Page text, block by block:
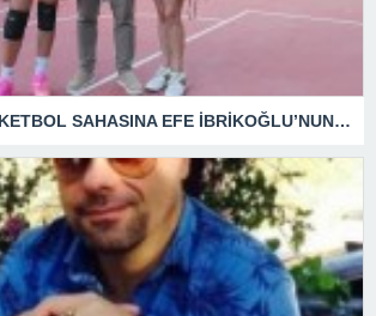
YENİLENEN BASKETBOL SAHASINA EFE İBRİKOĞLU’NUN ADI VERİLDİ